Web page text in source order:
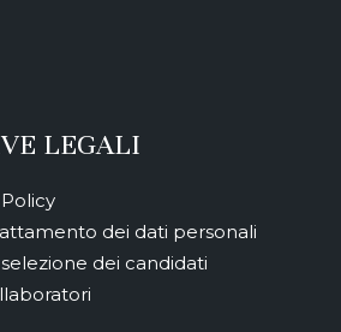
LEGALI
dei dati personali
dei candidati